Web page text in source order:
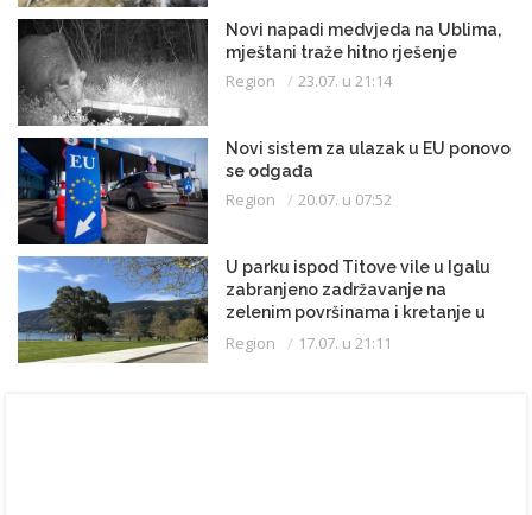
Novi napadi medvjeda na Ublima,
mještani traže hitno rješenje
Region 23.07. u 21:14
Novi sistem za ulazak u EU ponovo
se odgađa
Region 20.07. u 07:52
U parku ispod Titove vile u Igalu
zabranjeno zadržavanje na
zelenim površinama i kretanje u
kupaćem kostimu
Region 17.07. u 21:11